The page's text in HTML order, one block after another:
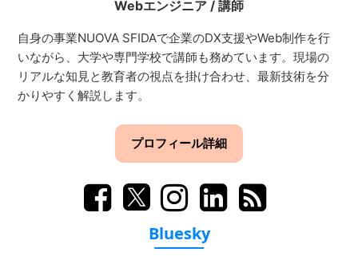
Webエンジニア / 講師
自身の事業NUOVA SFIDAで企業のDX支援やWeb制作を行
いながら、大学や専門学校で講師も務めています。現場の
リアルな知見と教育者の視点を掛け合わせ、最新技術を分
かりやすく解説します。
プロフィール詳細
Bluesky